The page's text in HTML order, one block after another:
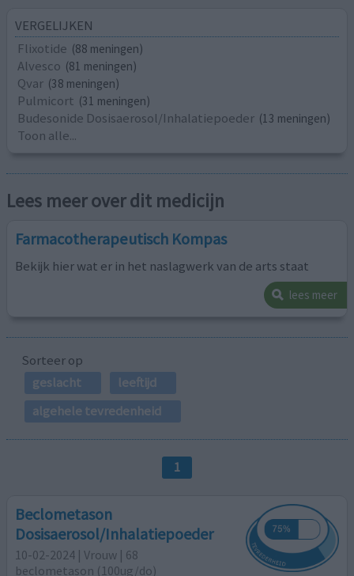
VERGELIJKEN
Flixotide (88 meningen)
Alvesco (81 meningen)
Qvar (38 meningen)
Pulmicort (31 meningen)
Budesonide Dosisaerosol/Inhalatiepoeder (13 meningen)
Toon alle...
Lees meer over dit medicijn
Farmacotherapeutisch Kompas
Bekijk hier wat er in het naslagwerk van de arts staat
lees meer
Sorteer op
geslacht
leeftijd
algehele tevredenheid
1
Beclometason
Dosisaerosol/Inhalatiepoeder
10-02-2024 | Vrouw | 68
beclometason (100ug/do)